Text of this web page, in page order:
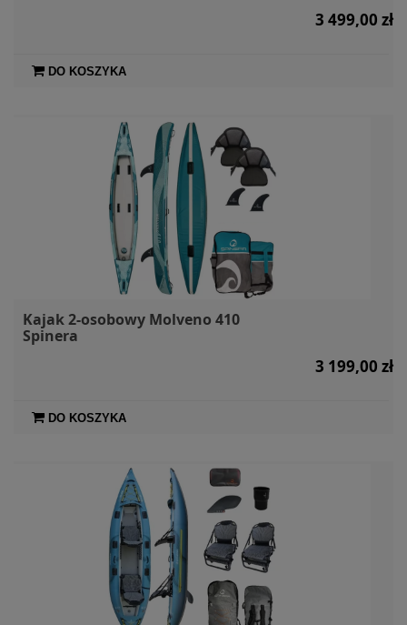
3 499,00 zł
DO KOSZYKA
Kajak 2-osobowy Molveno 410
Spinera
3 199,00 zł
DO KOSZYKA